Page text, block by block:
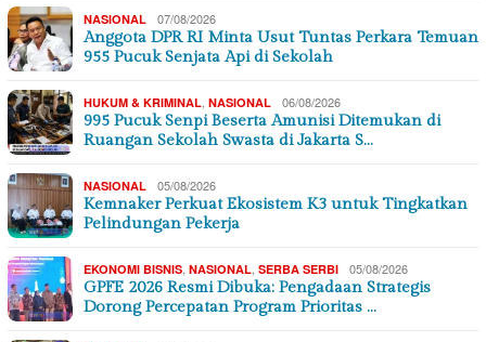
NASIONAL 07/08/2026
Anggota DPR RI Minta Usut Tuntas Perkara Temuan
955 Pucuk Senjata Api di Sekolah
HUKUM & KRIMINAL, NASIONAL 06/08/2026
995 Pucuk Senpi Beserta Amunisi Ditemukan di
Ruangan Sekolah Swasta di Jakarta S…
NASIONAL 05/08/2026
Kemnaker Perkuat Ekosistem K3 untuk Tingkatkan
Pelindungan Pekerja
EKONOMI BISNIS, NASIONAL, SERBA SERBI 05/08/2026
GPFE 2026 Resmi Dibuka: Pengadaan Strategis
Dorong Percepatan Program Prioritas …